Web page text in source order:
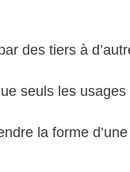
des tiers à
seuls les
la forme